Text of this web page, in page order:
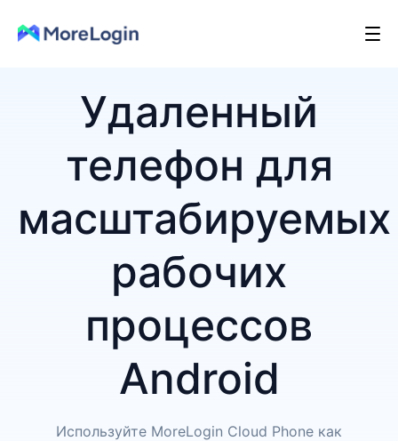
Удаленный
телефон для
масштабируемых
рабочих
процессов
Android
Используйте MoreLogin Cloud Phone как